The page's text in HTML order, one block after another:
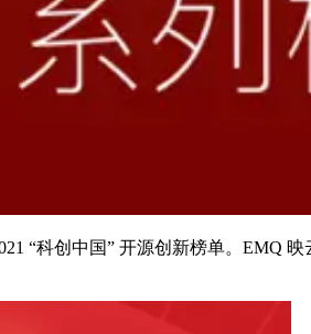
“科创中国” 开源创新榜单。EMQ